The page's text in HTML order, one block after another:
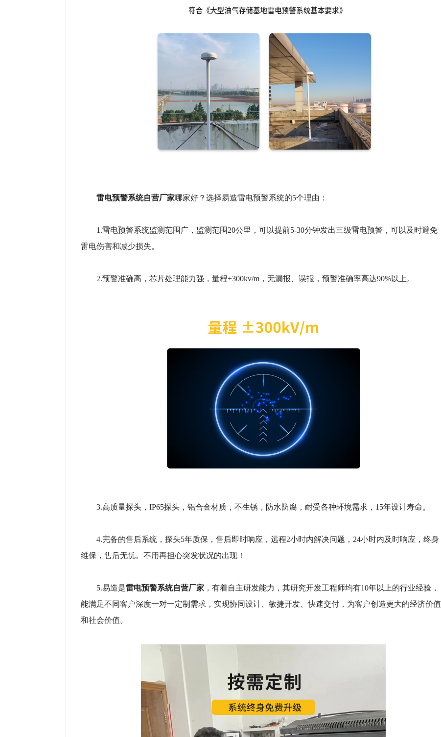
雷电预警系统自营厂家哪家好？选择易造雷电预警系统的5个理由：
1.雷电预警系统监测范围广，监测范围20公里，可以提前5-30分钟发出三级雷电预警，可以及时避免
雷电伤害和减少损失。
2.预警准确高，芯片处理能力强，量程±300kv/m，无漏报、误报，预警准确率高达90%以上。
3.高质量探头，IP65探头，铝合金材质，不生锈，防水防腐，耐受各种环境需求，15年设计寿命。
4.完备的售后系统，探头5年质保，售后即时响应，远程2小时内解决问题，24小时内及时响应，终身
维保，售后无忧。不用再担心突发状况的出现！
5.易造是雷电预警系统自营厂家 ，有着自主研发能力，其研究开发工程师均有10年以上的行业经验，
能满足不同客户深度一对一定制需求，实现协同设计、敏捷开发、快速交付，为客户创造更大的经济价值
和社会价值。